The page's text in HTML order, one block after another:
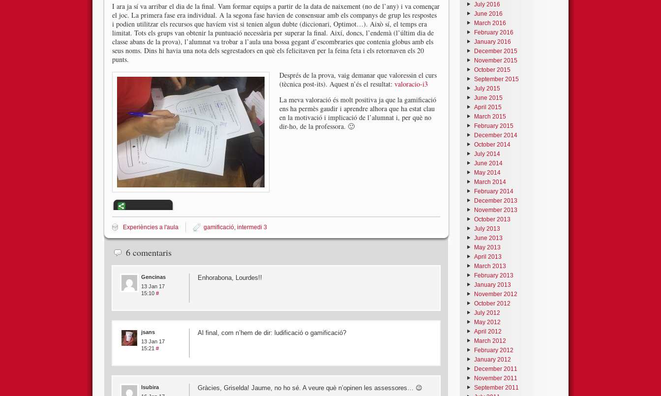
I ara ja sí va arribar el dia de la final. Vam formar equips a partir de la data de naixement (no de l’any) i va començar
el joc. La primera fase era individual. A la segona fase havien de consensuar amb els companys de grup les respostes
i podien utilitzar els recursos que havíem vist si tenien algun dubte (diccionari, Optimot…). Això sí, el temps era
limitat. Tots els grups van obtenir la puntuació necessària per superar la final. Així, doncs, l’endemà (l’últim dia de
classe abans de la prova), l’alumnat va trobar a l’aula una bossa gegant d’escombraries que contenia globus amb els
seus noms. Dins hi havia una nota dels segrestadors en què els felicitaven per la feina feta i els retornaven els 20
punts.
Després de la prova, vaig demanar que valoressin el curs
(tècnica post-its). Aquest n’és el resultat: valoracio-i3
La meva valoració és molt positiva ja que la gamificació
ens ha permès gaudir i aprendre alhora que ha estat clau
en la motivació i implicació de l’alumnat i, per què no
dir-ho, de la professora. 🙂
Experiències a l'aula gamificació, intermedi 3
6 comentaris
Gencinas
13 Jan 17
15:10 #
Enhorabona, Lourdes!!
jsans
13 Jan 17
15:21 #
Al final, com n’hem de dir: ludificació o gamificació?
lsubira
Gràcies, Griselda! Jaume, no ho sé. A veure què n’opinen les assessores… 😉
July 2016
June 2016
March 2016
February 2016
January 2016
December 2015
November 2015
October 2015
September 2015
July 2015
June 2015
April 2015
March 2015
February 2015
December 2014
October 2014
July 2014
June 2014
May 2014
March 2014
February 2014
December 2013
November 2013
October 2013
July 2013
June 2013
May 2013
April 2013
March 2013
February 2013
January 2013
November 2012
October 2012
July 2012
May 2012
April 2012
March 2012
February 2012
January 2012
December 2011
November 2011
September 2011